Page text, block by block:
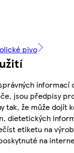
pivo
informací
jsou předpisy
tak, že může dojít
dietetických
etiketu na
na